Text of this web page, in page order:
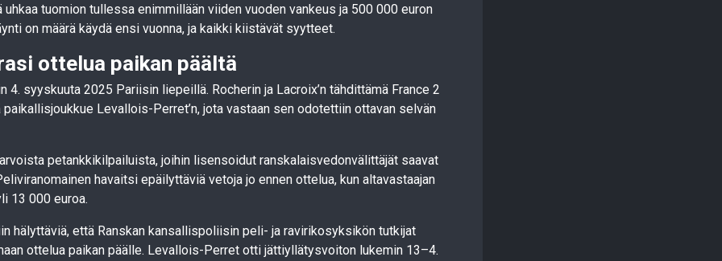
tuomion tullessa enimmillään viiden vuoden vankeus ja 500 000 euron
on määrä käydä ensi vuonna, ja kaikki kiistävät syytteet.
ottelua paikan päältä
4. syyskuuta 2025 Pariisin liepeillä. Rocherin ja Lacroix’n tähdittämä France 2
Levallois-Perret’n, jota vastaan sen odotettiin ottavan selvän
petankkikilpailuista, joihin lisensoidut ranskalaisvedonvälittäjät saavat
havaitsi epäilyttäviä vetoja jo ennen ottelua, kun altavastaajan
13 000 euroa.
hälyttäviä, että Ranskan kansallispoliisin peli- ja ravirikosyksikön tutkijat
ottelua paikan päälle. Levallois-Perret otti jättiyllätysvoiton lukemin 13–4.